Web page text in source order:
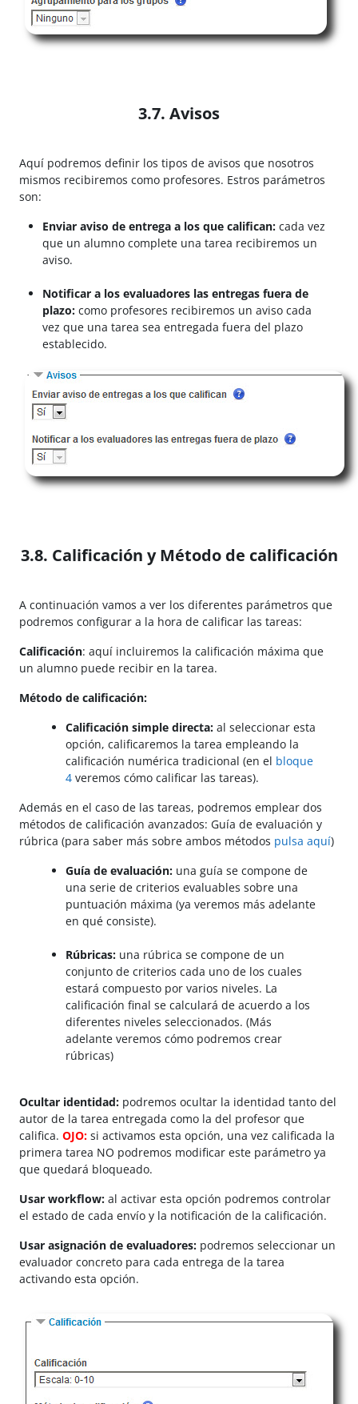
3.7. Avisos
Aquí podremos definir los tipos de avisos que nosotros
mismos recibiremos como profesores. Estros parámetros
son:
Enviar aviso de entrega a los que califican:cada vez
que un alumno complete una tarea recibiremos un
aviso.
Notificar a los evaluadores las entregas fuera de
plazo:como profesores recibiremos un aviso cada
vez que una tarea sea entregada fuera del plazo
establecido.
3.8. Calificación y Método de calificación
A continuación vamos a ver los diferentes parámetros que
podremos configurar a la hora de calificar las tareas:
Calificación: aquí incluiremos la calificación máxima que
un alumno puede recibir en la tarea.
Método de calificación:
Calificación simple directa:al seleccionar esta
opción, calificaremos la tarea empleando la
calificación numérica tradicional (en el bloque
4 veremos cómo calificar las tareas).
Además en el caso de las tareas, podremos emplear dos
métodos de calificación avanzados: Guía de evaluación y
rúbrica (para saber más sobre ambos métodos pulsa aquí)
Guía de evaluación:una guía se compone de
una serie de criterios evaluables sobre una
puntuación máxima (ya veremos más adelante
en qué consiste).
Rúbricas:una rúbrica se compone de un
conjunto de criterios cada uno de los cuales
estará compuesto por varios niveles. La
calificación final se calculará de acuerdo a los
diferentes niveles seleccionados. (Más
adelante veremos cómo podremos crear
rúbricas)
Ocultar identidad: podremos ocultar la identidad tanto del
autor de la tarea entregada como la del profesor que
califica. OJO: si activamos esta opción, una vez calificada la
primera tarea NO podremos modificar este parámetro ya
que quedará bloqueado.
Usar workflow: al activar esta opción podremos controlar
el estado de cada envío y la notificación de la calificación.
Usar asignación de evaluadores: podremos seleccionar un
evaluador concreto para cada entrega de la tarea
activando esta opción.